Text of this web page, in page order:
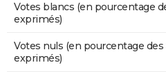
Votes blancs (en pourcentage
exprimés)
Votes nuls (en pourcentage des
exprimés)